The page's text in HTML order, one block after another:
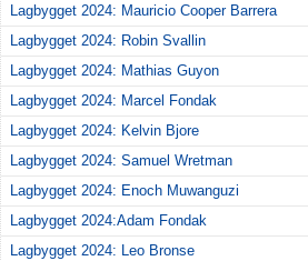
Lagbygget 2024: Mauricio Cooper Barrera
Lagbygget 2024: Robin Svallin
Lagbygget 2024: Mathias Guyon
Lagbygget 2024: Marcel Fondak
Lagbygget 2024: Kelvin Bjore
Lagbygget 2024: Samuel Wretman
Lagbygget 2024: Enoch Muwanguzi
Lagbygget 2024:Adam Fondak
Lagbygget 2024: Leo Bronse